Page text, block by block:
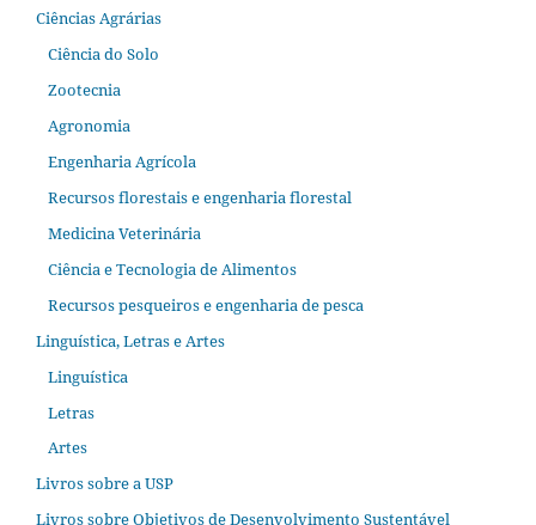
Ciências Agrárias
Ciência do Solo
Zootecnia
Agronomia
Engenharia Agrícola
Recursos florestais e engenharia florestal
Medicina Veterinária
Ciência e Tecnologia de Alimentos
Recursos pesqueiros e engenharia de pesca
Linguística, Letras e Artes
Linguística
Letras
Artes
Livros sobre a USP
Livros sobre Objetivos de Desenvolvimento Sustentável